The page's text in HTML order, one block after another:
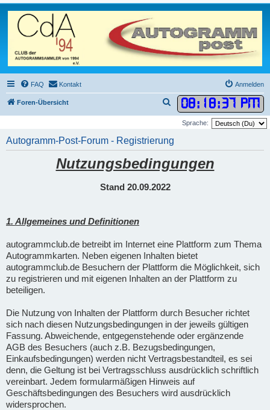
FAQ Kontakt Anmelden
Foren-Übersicht 08: 18:38 PM
u
h
e
Sprache:
Autogramm-Post-Forum - Registrierung
Nutzungsbedingungen
Stand 20.09.2022
1. Allgemeines und Definitionen
autogrammclub.de betreibt im Internet eine Plattform zum Thema
Autogrammkarten. Neben eigenen Inhalten bietet
autogrammclub.de Besuchern der Plattform die Möglichkeit, sich
zu registrieren und mit eigenen Inhalten an der Plattform zu
beteiligen.
Die Nutzung von Inhalten der Plattform durch Besucher richtet
sich nach diesen Nutzungsbedingungen in der jeweils gültigen
Fassung. Abweichende, entgegenstehende oder ergänzende
AGB des Besuchers (auch z.B. Bezugsbedingungen,
Einkaufsbedingungen) werden nicht Vertragsbestandteil, es sei
denn, die Geltung ist bei Vertragsschluss ausdrücklich schriftlich
vereinbart. Jedem formularmäßigen Hinweis auf
Geschäftsbedingungen des Besuchers wird ausdrücklich
widersprochen.